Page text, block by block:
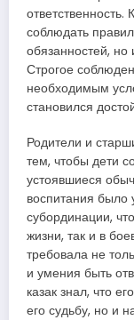
ответственность.
соблюдать
обязанностей,
Строгое
необходимым
становился
Родители и
тем, чтобы дети
устоявшиеся
воспитания
субординации,
жизни, так и в
требовала не
и умения быть
казак знал, что
его судьбу, но и